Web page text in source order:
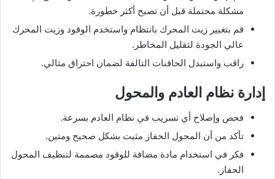
مشكلة محتملة قبل أن تصبح أكثر خطورة.
قم بتغيير زيت المحرك بانتظام واستخدم الوقود وزيت المحرك
عالي الجودة لتقليل المخاطر.
راقب واستبدل الحاقنات التالفة لضمان احتراق مثالي.
إدارة نظام العادم والمحول
فحص وإصلاح أي تسريب في نظام العادم بسرعة.
تأكد من أن المحول الحفاز مثبت بشكل صحيح ومتين.
فكر في استخدام مادة مضافة للوقود مصممة لتنظيف المحول
الحفاز.